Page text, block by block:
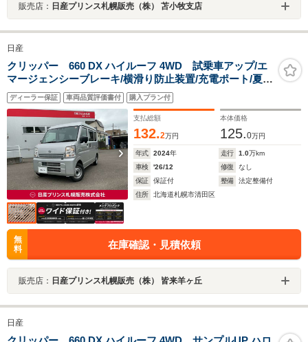
販売店： 日産プリンス札幌販売（株） 苫小牧支店
日産
クリッパー 660 DX ハイルーフ 4WD 試乗車アップ/エ
マージェンシーブレーキ/横滑り防止装置/充電ポート/夏冬
タイヤ
ディーラー保証 車両品質評価書付 購入プラン付
支払総額
132.2万円
本体価格
125.0万円
年式 2024年 走行 1.0万km
車検
'26/12 修復
なし
保証
保証付 整備
法定整備付
住所
北海道札幌市清田区
無
料
在庫確認・見積依頼
販売店： 日産プリンス札幌販売（株） 皆来羊ヶ丘
日産